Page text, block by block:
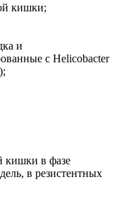
кишки;
и
с Helicobacter
кишки в фазе
в резистентных